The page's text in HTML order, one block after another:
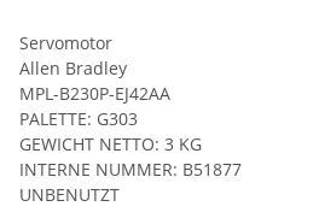
Servomotor
Allen Bradley
MPL-B230P-EJ42AA
PALETTE: G303
GEWICHT NETTO: 3 KG
INTERNE NUMMER: B51877
UNBENUTZT